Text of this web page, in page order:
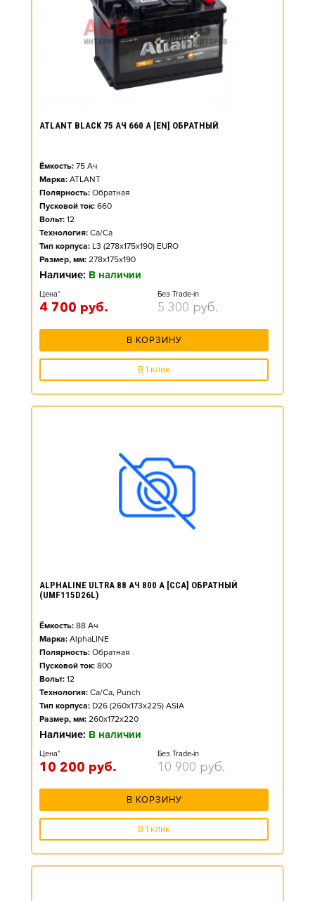
ATLANT BLACK 75 АЧ 660 А [EN] ОБРАТНЫЙ
Ёмкость: 75 Ач
Марка: ATLANT
Полярность: Обратная
Пусковой ток: 660
Вольт: 12
Технология: Ca/Ca
Тип корпуса: L3 (278x175x190) EURO
Размер, мм: 278x175x190
Наличие: В наличии
Цена*
4 700 руб.
Без Trade-in
5 300 руб.
В КОРЗИНУ
В 1 клик
ALPHALINE ULTRA 88 АЧ 800 А [CCA] ОБРАТНЫЙ
(UMF115D26L)
Ёмкость: 88 Ач
Марка: AlphaLINE
Полярность: Обратная
Пусковой ток: 800
Вольт: 12
Технология: Ca/Ca, Punch
Тип корпуса: D26 (260x173x225) ASIA
Размер, мм: 260x172x220
Наличие: В наличии
Цена*
10 200 руб.
Без Trade-in
10 900 руб.
В КОРЗИНУ
В 1 клик